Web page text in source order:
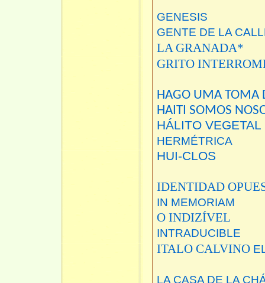
GENESIS
GENTE DE LA
LA GRANADA*
GRITO
HAGO UMA TOMA
HAITI SOMOS
HÁLITO VEGETAL
HERMÉTRICA
HUI-CLOS
IDENTIDAD
IN MEMORIAM
O INDIZÍVEL
INTRADUCIBLE
ITALO CALVINO
LA CASA DE LA